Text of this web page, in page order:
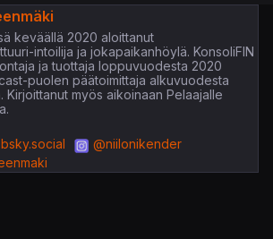
keväällä 2020 aloittanut
intoilija ja jokapaikanhöylä. KonsoliFIN
ja tuottaja loppuvuodesta 2020
puolen päätoimittaja alkuvuodesta
Kirjoittanut myös aikoinaan Pelaajalle
@niilonikender